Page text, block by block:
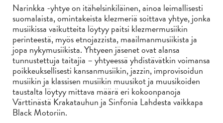
Narinkka -yhtye on itähelsinkiläinen, ainoa leimallisesti
suomalaista, omintakeista klezmeriä soittava yhtye, jonka
musiikissa vaikutteita löytyy paitsi klezmermusiikin
perinteestä, myös etnojazzista, maailmanmusiikista ja
jopa nykymusiikista. Yhtyeen jäsenet ovat alansa
tunnustettuja taitajia – yhtyeessä yhdistävätkin voimansa
poikkeuksellisesti kansanmusiikin, jazzin, improvisoidun
musiikin ja klassisen musiikin muusikot ja muusikoiden
taustalta löytyy mittava määrä eri kokoonpanoja
Värttinästä Krakatauhun ja Sinfonia Lahdesta vaikkapa
Black Motoriin.